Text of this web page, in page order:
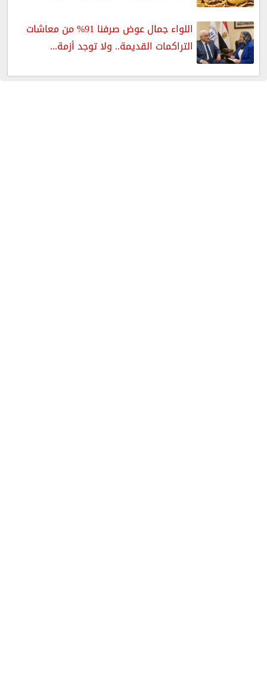
اللواء جمال عوض صرفنا 91% من معاشات
التراكمات القديمة.. ولا توجد أزمة...